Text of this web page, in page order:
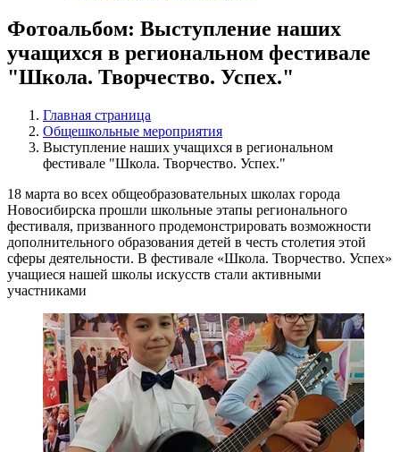
Фотоальбом: Выступление наших
учащихся в региональном фестивале
"Школа. Творчество. Успех."
Главная страница
Общешкольные мероприятия
Выступление наших учащихся в региональном
фестивале "Школа. Творчество. Успех."
18 марта во всех общеобразовательных школах города
Новосибирска прошли школьные этапы регионального
фестиваля, призванного продемонстрировать возможности
дополнительного образования детей в честь столетия этой
сферы деятельности. В фестивале «Школа. Творчество. Успех»
учащиеся нашей школы искусств стали активными
участниками